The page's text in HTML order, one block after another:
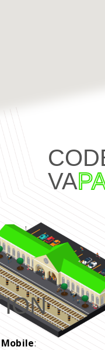
VA
: